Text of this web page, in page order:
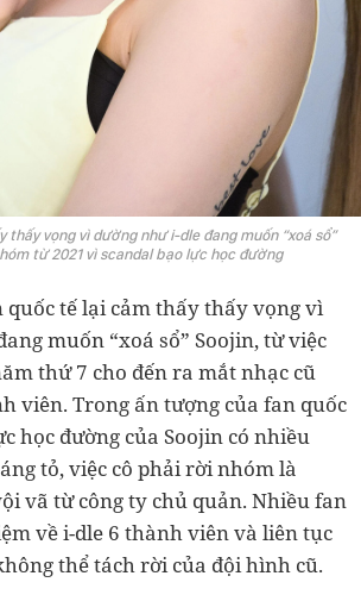
thấy vọng vì dường như i-dle đang muốn “xoá sổ”
từ 2021 vì scandal bạo lực học đường
quốc tế lại cảm thấy thấy vọng vì
muốn “xoá sổ” Soojin, từ việc
thứ 7 cho đến ra mắt nhạc cũ
viên. Trong ấn tượng của fan quốc
học đường của Soojin có nhiều
tỏ, việc cô phải rời nhóm là
vã từ công ty chủ quản. Nhiều fan
về i-dle 6 thành viên và liên tục
thể tách rời của đội hình cũ.